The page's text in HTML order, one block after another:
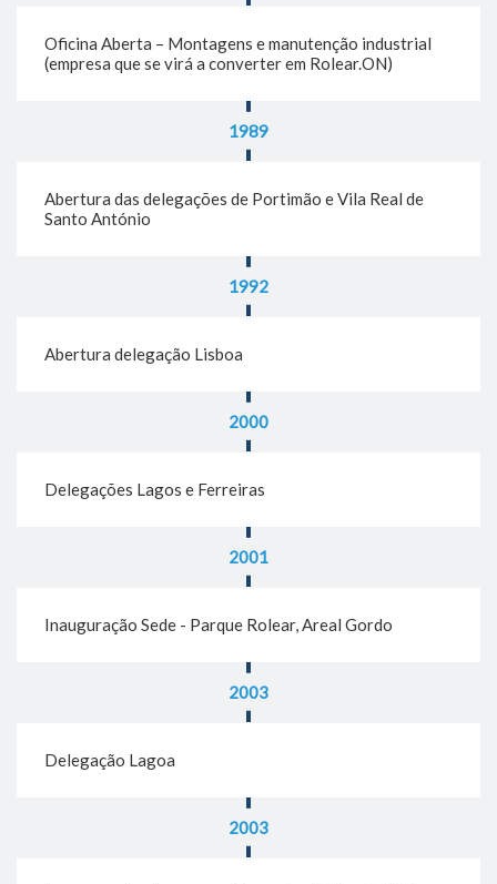
Oficina Aberta – Montagens e manutenção industrial
(empresa que se virá a converter em Rolear.ON)
1989
Abertura das delegações de Portimão e Vila Real de
Santo António
1992
Abertura delegação Lisboa
2000
Delegações Lagos e Ferreiras
2001
Inauguração Sede - Parque Rolear, Areal Gordo
2003
Delegação Lagoa
2003